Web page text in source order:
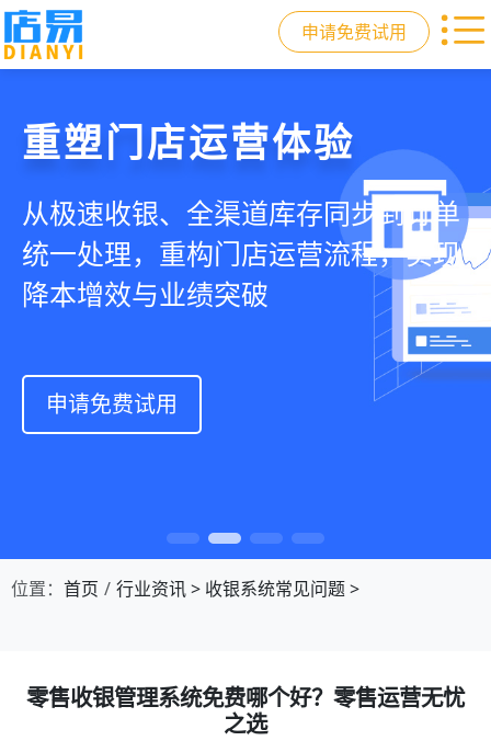
申请免费试用
门店收银，就用店易
智慧收银+商品库存+会员增长+小程序
商城，一套系统解决开店管店及业绩
增长难题
申请免费试用
重塑门店运营体验
从极速收银、全渠道库存同步到订单
统一处理，重构门店运营流程，实现
降本增效与业绩突破
申请免费试用
驱动私域会员增长
从支付即会员、精准营销到优惠券互
通，驱动私域流量沉淀和会员复购，
提升忠诚度和营销效果
申请免费试用
快速拓展生意边界
借助小程序商城、线上引流到线下售
后，打通全域销售渠道，拓展生意边
界，提升顾客体验
申请免费试用
位置： 首页 行业资讯> 收银系统常见问题>
零售收银管理系统免费哪个好？零售运营无忧
之选